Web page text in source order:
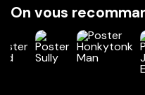
On vous